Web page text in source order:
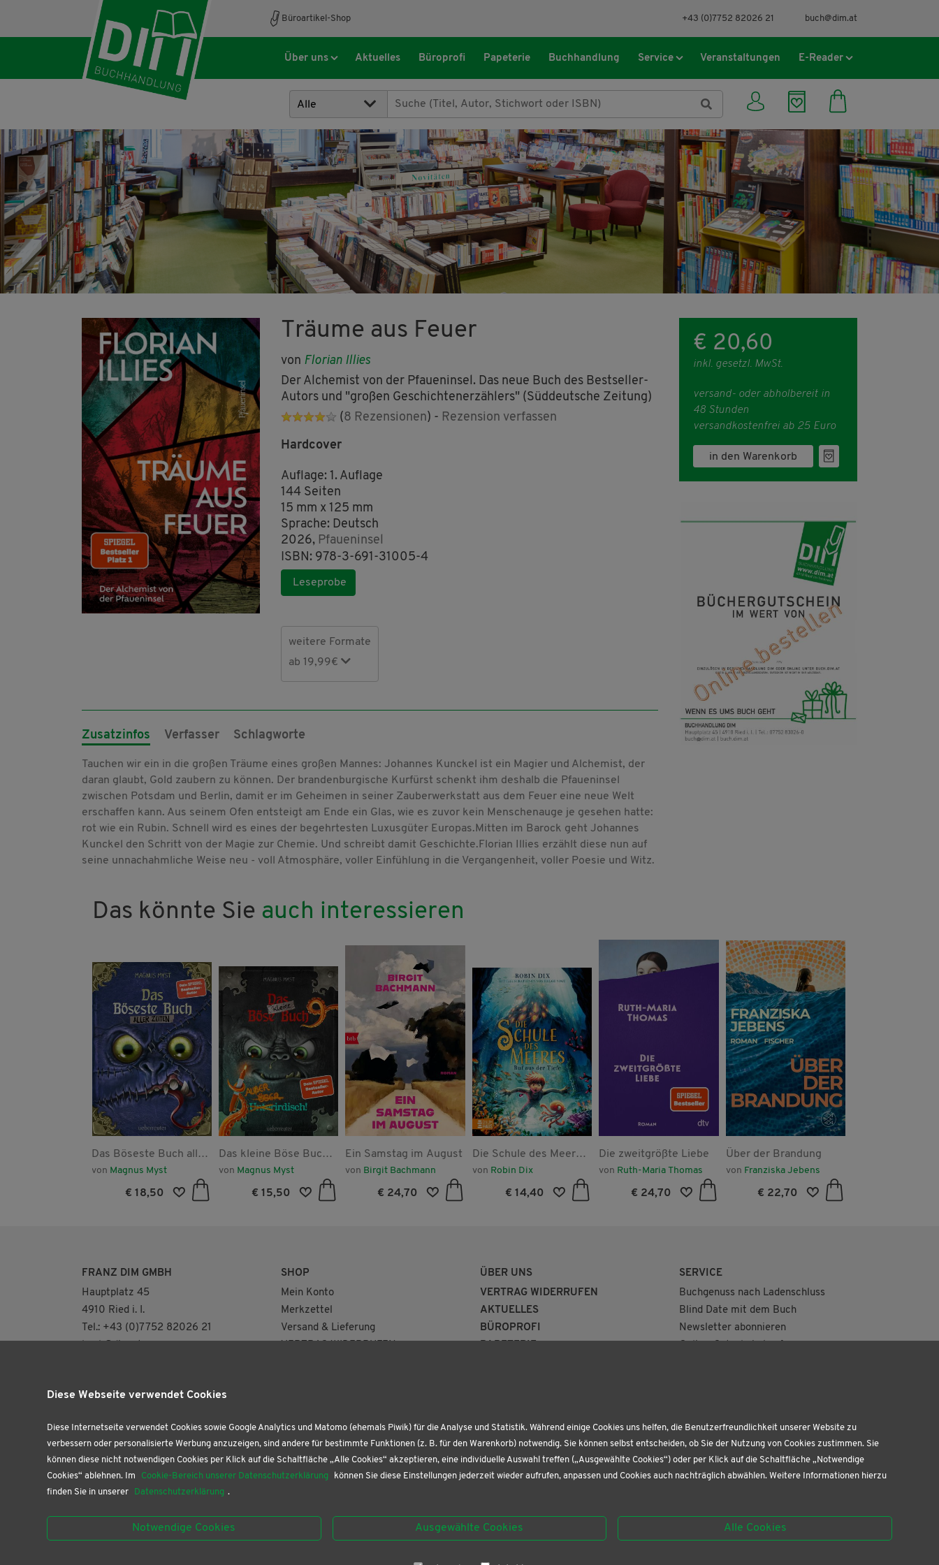
Büroartikel-Shop +43 (0)7752 82026 21 buch@dim.at
Über uns Aktuelles Büroprofi Papeterie Buchhandlung Service Veranstaltungen E-Reader
Träume aus Feuer
von Florian Illies
Der Alchemist von der Pfaueninsel. Das neue Buch des Bestseller-
Autors und "großen Geschichtenerzählers" (Süddeutsche Zeitung)
(8 Rezensionen) - Rezension verfassen
Hardcover
Auflage: 1. Auflage
144 Seiten
15 mm x 125 mm
Sprache: Deutsch
2026, Pfaueninsel
ISBN: 978-3-691-31005-4
Leseprobe
weitere Formate
ab 19,99€
Zusatzinfos Verfasser Schlagworte
Tauchen wir ein in die großen Träume eines großen Mannes: Johannes Kunckel ist ein Magier und Alchemist, der
daran glaubt, Gold zaubern zu können. Der brandenburgische Kurfürst schenkt ihm deshalb die Pfaueninsel
zwischen Potsdam und Berlin, damit er im Geheimen in seiner Zauberwerkstatt aus dem Feuer eine neue Welt
erschaffen kann. Aus seinem Ofen entsteigt am Ende ein Glas, wie es zuvor kein Menschenauge je gesehen hatte:
rot wie ein Rubin. Schnell wird es eines der begehrtesten Luxusgüter Europas.Mitten im Barock geht Johannes
Kunckel den Schritt von der Magie zur Chemie. Und schreibt damit Geschichte.Florian Illies erzählt diese nun auf
seine unnachahmliche Weise neu - voll Atmosphäre, voller Einfühlung in die Vergangenheit, voller Poesie und Witz.
€ 20,60
inkl. gesetzl. MwSt.
versand- oder abholbereit in
48 Stunden
versandkostenfrei ab 25 Euro
in den Warenkorb
Das könnte Sie auch interessieren
Das Böseste Buch aller
Zeiten (Die Bösen
Bücher, Bd. 3)
von Magnus Myst
€ 18,50
Das kleine Böse Buch 9
- Außerirdisch! (Das
kleine Böse Buch, Bd.
von Magnus Myst
€ 15,50
Ein Samstag im August
von Birgit Bachmann
€ 24,70
Die Schule des Meeres
- Ruf aus der Tiefe
von Robin Dix
€ 14,40
Die zweitgrößte Liebe
von Ruth-Maria Thomas
€ 24,70
Über der Brandung
von Franziska Jebens
€ 22,70
FRANZ DIM GMBH
Hauptplatz 45
4910 Ried i. I.
Tel.: +43 (0)7752 82026 21
UNSERE BUCHHANDLUNG
DI: 8.30 – 12.30 | 13.30 – 18.00 Uhr
DO: 9.00 – 12.30 Uhr
FR: 9.00 – 12.30 | 13.30 – 18.00 Uhr
SA: 9.00 – 12.00 Uhr
weiterhin täglich geöffnet!
SHOP
Mein Konto
Merkzettel
Versand & Lieferung
ÜBER UNS
VERTRAG WIDERRUFEN
AKTUELLES
BÜROPROFI
SERVICE
Buchgenuss nach Ladenschluss
Blind Date mit dem Buch
Newsletter abonnieren
Diese Webseite verwendet Cookies
Diese Internetseite verwendet Cookies sowie Google Analytics und Matomo (ehemals Piwik) für die Analyse und Statistik. Während einige Cookies uns helfen, die Benutzerfreundlichkeit unserer Website zu
verbessern oder personalisierte Werbung anzuzeigen, sind andere für bestimmte Funktionen (z. B. für den Warenkorb) notwendig. Sie können selbst entscheiden, ob Sie der Nutzung von Cookies zustimmen. Sie
können diese nicht notwendigen Cookies per Klick auf die Schaltfläche „Alle Cookies“ akzeptieren, eine individuelle Auswahl treffen („Ausgewählte Cookies“) oder per Klick auf die Schaltfläche „Notwendige
Cookies“ ablehnen. Im
Cookie-Bereich unserer Datenschutzerklärung
können Sie diese Einstellungen jederzeit wieder aufrufen, anpassen und Cookies auch nachträglich abwählen. Weitere Informationen hierzu
finden Sie in unserer
Datenschutzerklärung .
Notwendige Cookies Ausgewählte Cookies Alle Cookies